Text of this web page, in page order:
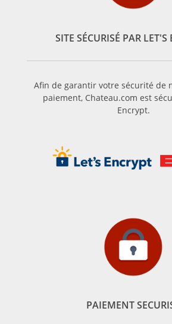
vins de la région : le Cabernet
pour le rouge ; le Sauvignon, le
pour le blanc. D’autres cépages
Le Pauillac vin d’exception du terroir
Figurant parmi les plus célèbres
vin de Pauillac nous vient de la rive
vins tels que le Mouton-Rothschild, le
Rothschild, premiers crus de
Sauvignon, Petit Verdot et Malbec. Le
d’ailleurs le cépage majoritairement
composition du vin de Pauillac.
années, beaucoup des châteaux de la
proportion plus forte de Merlot à leurs
pour toutes les vignes de l’appellation,
SITE SÉCURISÉ PAR LET'S
Afin de garantir votre sécurité de
paiement, Chateau.com est
Encrypt.
PAIEMENT